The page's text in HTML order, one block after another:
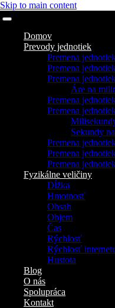
Skip to main content
Domov
Prevody jednotiek
Premena
Premena
Premena
Áre na
Premena
Premena
Sekundy
Premena
Premena
Premena
Fyzikálne veličiny
Dĺžka
Hmotnosť
Obsah
Objem
Čas
Rýchlosť
Rýchlosť
Hustota
Blog
O nás
Spolupráca
Kontakt